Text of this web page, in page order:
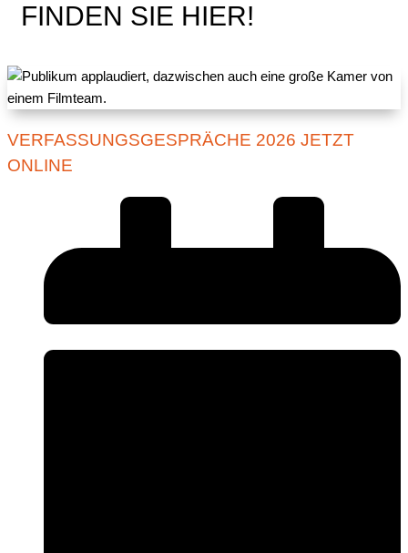
FINDEN SIE HIER!
VERFASSUNGSGESPRÄCHE 2026 JETZT
ONLINE